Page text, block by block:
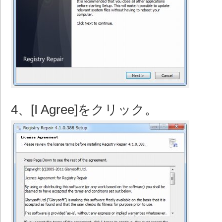
4、[I Agree]をクリック。